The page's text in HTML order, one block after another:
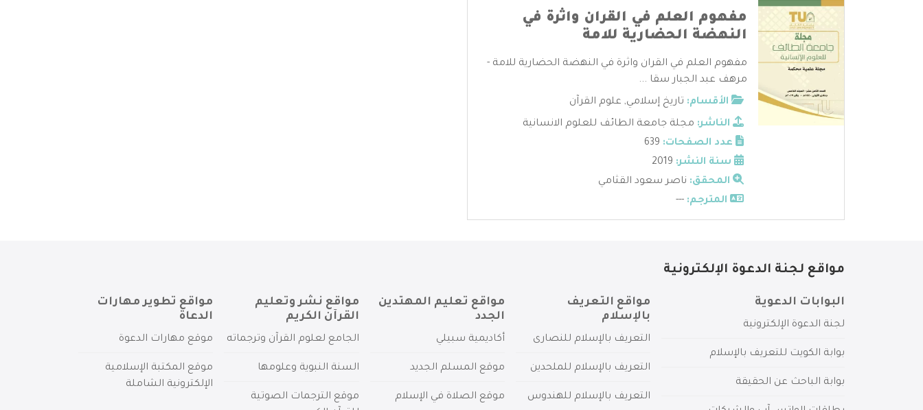
مفهوم العلم في القران واثرة في
النهضة الحضارية للامة
مفهوم العلم في القران واثرة في النهضة الحضارية للامة -
مرهف عبد الجبار سقا ...
الأقسام: تاريخ إسلامي, علوم القرآن
الناشر: مجلة جامعة الطائف للعلوم الانسانية
عدد الصفحات:
سنة النشر:
المحقق: ناصر سعود القثامي
المترجم: ---
مواقع لجنة الدعوة الإلكترونية
البوابات الدعوية
لجنة الدعوة الإلكترونية
بوابة الكويت للتعريف بالإسلام
بوابة الباحث عن الحقيقة
مواقع التعريف
بالإسلام
التعريف بالإسلام للنصارى
التعريف بالإسلام للملحدين
التعريف بالإسلام للهندوس
مواقع تعليم المهتدين
الجدد
أكاديمية سبيلي
موقع المسلم الجديد
موقع الصلاة في الإسلام
مواقع نشر وتعليم
القرآن الكريم
الجامع لعلوم القرآن وترجماته
السنة النبوية وعلومها
موقع الترجمات الصوتية
مواقع تطوير مهارات
الدعاة
موقع مهارات الدعوة
موقع المكتبة الإسلامية
الإلكترونية الشاملة